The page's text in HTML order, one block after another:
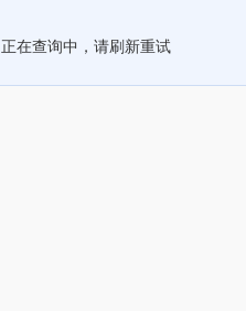
正在查询中，请刷新重试